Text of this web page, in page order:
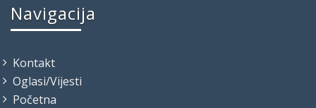
Navigacija
Kontakt
Oglasi/Vijesti
Početna